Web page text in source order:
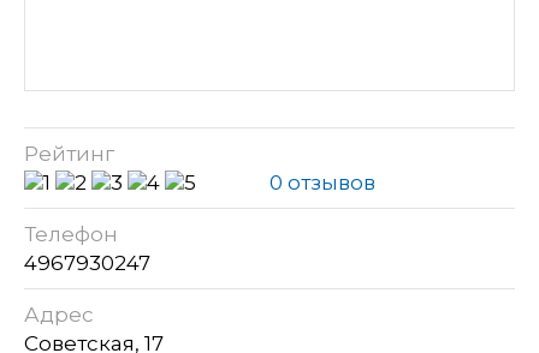
Рейтинг
0 отзывов
Телефон
4967930247
Адрес
Советская, 17